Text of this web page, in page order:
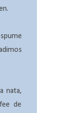
nata,
de